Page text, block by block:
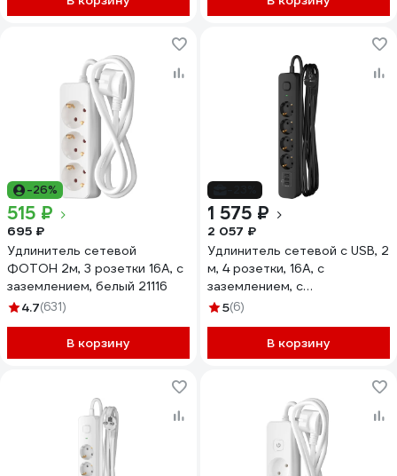
-26%
515 ₽
695 ₽
Удлинитель сетевой
ФОТОН 2м, 3 розетки 16А, с
заземлением, белый 21116
4.7(631)
В корзину
1 575 ₽
2 057 ₽
Удлинитель сетевой с USB, 2
м, 4 розетки, 16А, с
заземлением, с
выключателем, USB-A, 3,4A,
5(6)
В корзину